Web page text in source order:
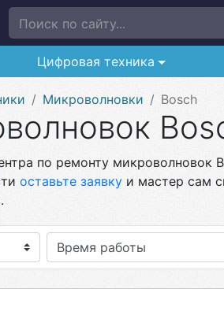
Поиск по сайту...
Цифровая техника
Микроволновки Bosch
по ремонту микроволновок
оставьте заявку и мастер сам